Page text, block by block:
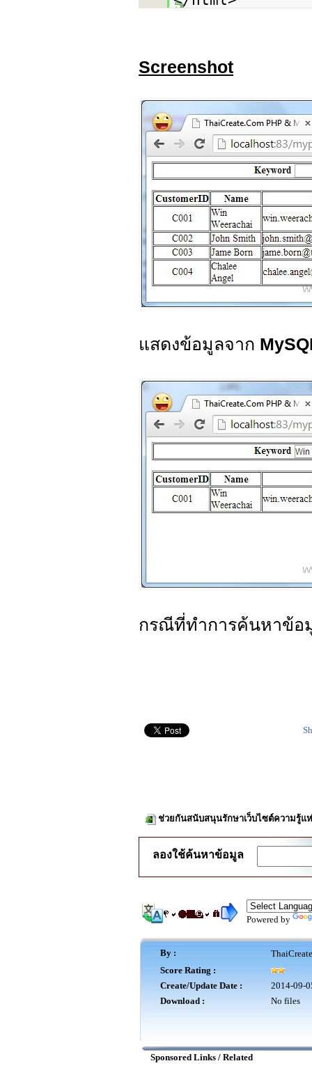
Screenshot
แสดงข้อมูลจาก
กรณีที่ทำการค้นหาข้อมู
ช่วยกันสนับสนุนรักษาเว็บไซต์ความรู้แ
ลองใช้ค้นหาข้อมูล
Powered by
By :
Score Rating :
Create/Update Date :
2014-09-
Download :
No files
Sponsored Links / Related